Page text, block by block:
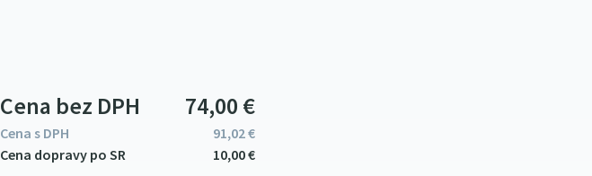
Cena bez DPH 74 00 €
Cena s DPH 91 02€
1000€